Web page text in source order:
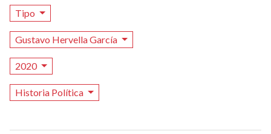
Tipo
Gustavo Hervella García
2020
Historia Política